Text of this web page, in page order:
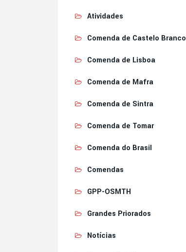
Atividades
Comenda de Castelo Branco
Comenda de Lisboa
Comenda de Mafra
Comenda de Sintra
Comenda de Tomar
Comenda do Brasil
Comendas
GPP-OSMTH
Grandes Priorados
Notícias